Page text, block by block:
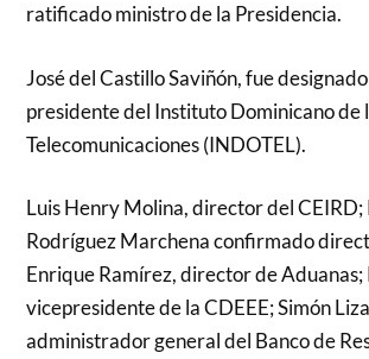
ratificado ministro de la Presidencia.
José del Castillo Saviñón, fue
presidente del Instituto Dominicano de
Telecomunicaciones (INDOTEL).
Luis Henry Molina, director del
Rodríguez Marchena confirmado
Enrique Ramírez, director de Aduanas;
vicepresidente de la CDEEE; Simón
administrador general del Banco de